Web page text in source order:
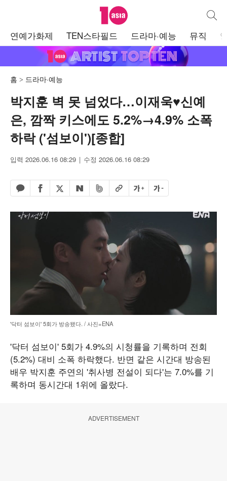
텐아시아 통합
연예가화제 TEN스타필드 드라마·예능 뮤직
홈 드라마·예능
박지훈 벽 못 넘었다…이재욱♥신예
은, 깜짝 키스에도 5.2%→4.9% 소폭
하락 ('섬보이')[종합]
입력 2026.06.16 08:29 수정 2026.06.16 08:29
카카오톡 공유하기
페이스북 공유하기
엑스 공유하기
네이버 공유하기
밴드 공유하기
URL복사글자 크게글자 작게
'닥터 섬보이' 5회가 방송됐다. / 사진=ENA
'닥터 섬보이' 5회가 4.9%의 시청률을 기록하며 전회
(5.2%) 대비 소폭 하락했다. 반면 같은 시간대 방송된
배우 박지훈 주연의 '취사병 전설이 되다'는 7.0%를 기
록하며 동시간대 1위에 올랐다.
ADVERTISEMENT